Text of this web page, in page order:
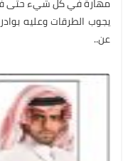
يجوب الطرقات وعليه
عن..